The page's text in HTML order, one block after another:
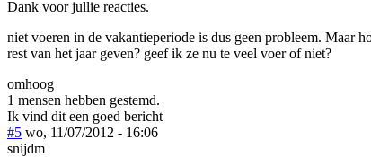
Dank voor jullie reacties.
niet voeren in de vakantieperiode is dus geen probleem. Maar
rest van het jaar geven? geef ik ze nu te veel voer of niet?
omhoog
1 mensen hebben gestemd.
Ik vind dit een goed bericht
#5 wo, 11/07/2012 - 16:06
snijdm